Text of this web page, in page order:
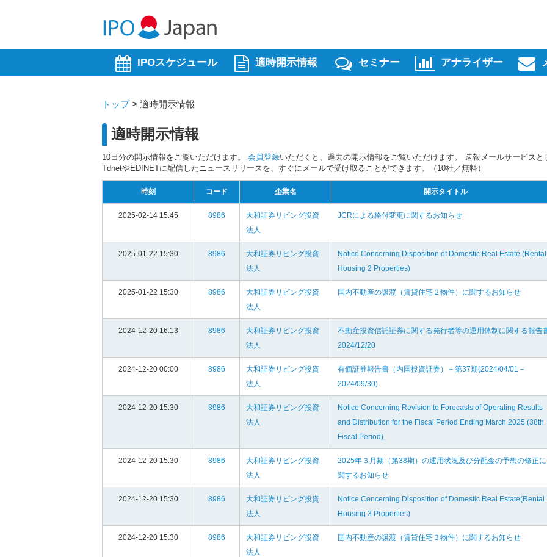
IPOスケジュール 適時開示情報 セミナー アナライザー
トップ> 適時開示情報
適時開示情報
10日分の開示情報をご覧いただけます。 会員登録いただくと、過去の開示情報をご覧いただけます。 速報メールサービスと
TdnetやEDINETに配信したニュースリリースを、すぐにメールで受け取ることができます。（10社／無料）
時刻 コード 企業名 開示タイトル
2025-02-14 15:45 8986
大和証券リビング投資
法人
JCRによる格付変更に関するお知らせ
2025-01-22 15:30 8986
大和証券リビング投資
法人
Notice Concerning Disposition of Domestic Real Estate (Rental
Housing 2 Properties)
2025-01-22 15:30 8986
大和証券リビング投資
法人
国内不動産の譲渡（賃貸住宅２物件）に関するお知らせ
2024-12-20 16:13 8986
大和証券リビング投資
法人
不動産投資信託証券に関する発行者等の運用体制に関する報告
2024/12/20
2024-12-20 00:00 8986
大和証券リビング投資
法人
有価証券報告書（内国投資証券）－第37期(2024/04/01－
2024/09/30)
2024-12-20 15:30 8986
大和証券リビング投資
法人
Notice Concerning Revision to Forecasts of Operating Results
and Distribution for the Fiscal Period Ending March 2025 (38th
Fiscal Period)
2024-12-20 15:30 8986
大和証券リビング投資
法人
2025年３月期（第38期）の運用状況及び分配金の予想の修正に
関するお知らせ
2024-12-20 15:30 8986
大和証券リビング投資
法人
Notice Concerning Disposition of Domestic Real Estate(Rental
Housing 3 Properties)
2024-12-20 15:30 8986
大和証券リビング投資
法人
国内不動産の譲渡（賃貸住宅３物件）に関するお知らせ